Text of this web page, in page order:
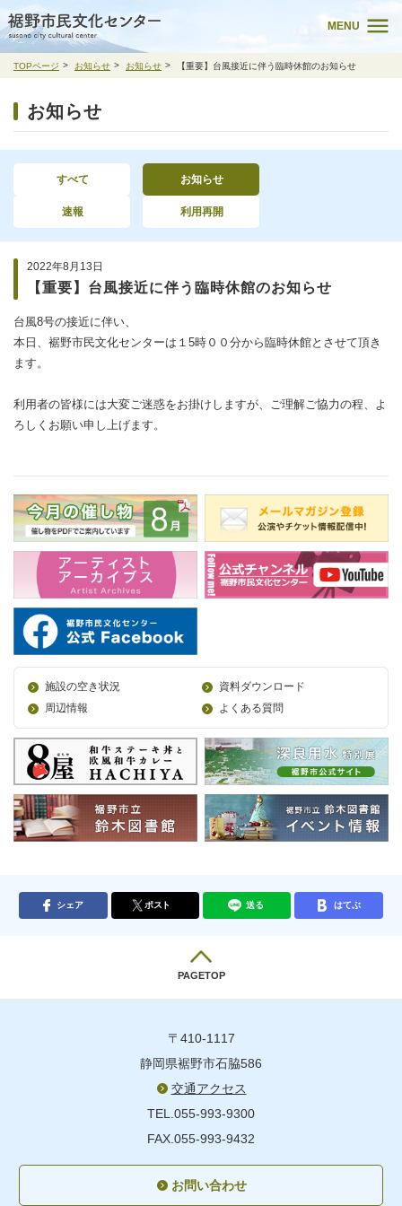
MENU
TOPページ お知らせ お知らせ 【重要】台風接近に伴う臨時休館のお知らせ
お知らせ
すべて お知らせ
速報 利用再開
2022年8月13日
【重要】台風接近に伴う臨時休館のお知らせ
台風8号の接近に伴い、
本日、裾野市民文化センターは１5時００分から臨時休館とさせて頂き
ます。
利用者の皆様には大変ご迷惑をお掛けしますが、ご理解ご協力の程、よ
ろしくお願い申し上げます。
施設の空き状況
資料ダウンロード
周辺情報
よくある質問
シェア ポスト 送る はてぶ
PAGETOP
〒410-1117
静岡県裾野市石脇586
交通アクセス
TEL.055-993-9300
FAX.055-993-9432
お問い合わせ